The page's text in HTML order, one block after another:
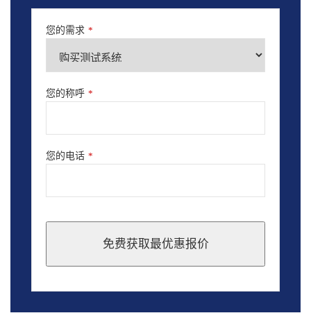
您的需求 *
您的称呼 *
您的电话 *
免费获取最优惠报价
should